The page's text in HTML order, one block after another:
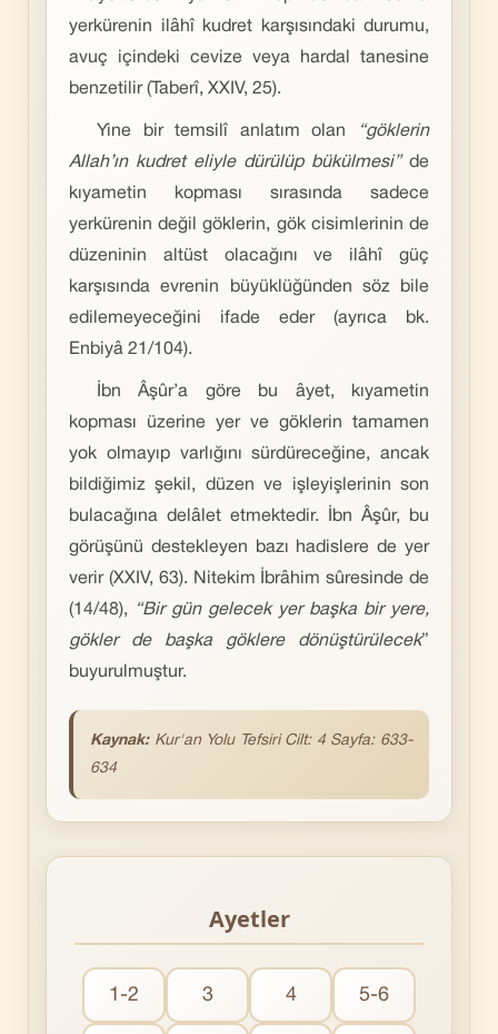
yerkürenin ilâhî kudret karşısındaki durumu,
avuç içindeki cevize veya hardal tanesine
benzetilir (Taberî, XXIV, 25).
Yine bir temsilî anlatım olan
“göklerin
Allah’ın kudret eliyle dürülüp bükülmesi”de
kıyametin kopması sırasında sadece
yerkürenin değil göklerin, gök cisimlerinin de
düzeninin altüst olacağını ve ilâhî güç
karşısında evrenin büyüklüğünden söz bile
edilemeyeceğini ifade eder (ayrıca bk.
Enbiyâ 21/104).
İbn Âşûr’a göre bu âyet, kıyametin
kopması üzerine yer ve göklerin tamamen
yok olmayıp varlığını sürdüreceğine, ancak
bildiğimiz şekil, düzen ve işleyişlerinin son
bulacağına delâlet etmektedir. İbn Âşûr, bu
görüşünü destekleyen bazı hadislere de yer
verir (XXIV, 63). Nitekim İbrâhim sûresinde de
(14/48),
“Bir gün gelecek yer başka bir yere,
gökler de başka göklere dönüştürülecek”
buyurulmuştur.
Kaynak: Kur'an Yolu Tefsiri Cilt: 4 Sayfa: 633-
634
Ayetler
1-2 3 4 5-6